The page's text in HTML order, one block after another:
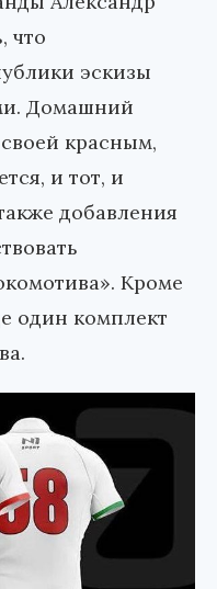
что
эскизы
Домашний
красным,
и тот, и
добавления
Кроме
один комплект